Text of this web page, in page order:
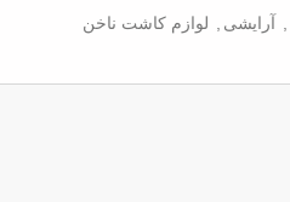
آرایشی
لوازم کاشت ناخن